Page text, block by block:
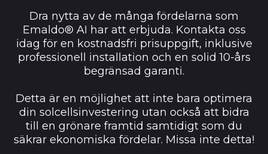
Dra nytta av de många fördelarna som
Emaldo® AI har att erbjuda. Kontakta oss
idag för en kostnadsfri prisuppgift, inklusive
professionell installation och en solid 10-års
begränsad garanti.
Detta är en möjlighet att inte bara optimera
din solcellsinvestering utan också att bidra
till en grönare framtid samtidigt som du
säkrar ekonomiska fördelar. Missa inte detta!